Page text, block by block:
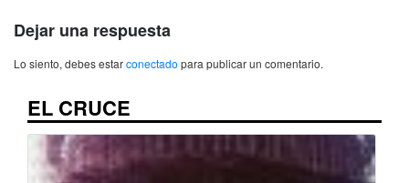
entradas
Dejar una respuesta
Lo siento, debes estarconectado para publicar un comentario.
EL CRUCE